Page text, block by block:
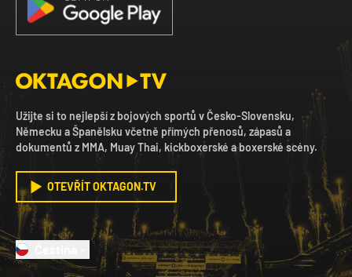
Užijte si to nejlepší z bojových sportů v Česko-Slovensku,
Německu a Španělsku včetně přímých přenosů, zápasů a
dokumentů z MMA, Muay Thai, kickboxerské a boxerské scény.
OTEVŘÍT OKTAGON.TV